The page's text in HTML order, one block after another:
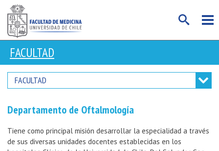
FACULTAD
FACULTAD
Departamento de Oftalmología
Tiene como principal misión desarrollar la especialidad a través
de sus diversas unidades docentes establecidas en los